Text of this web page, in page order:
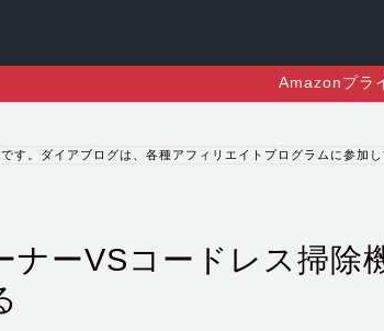
Amazonプラ
す。ダイアブログは、各種アフィリエイトプログラムに参加し
ナーVSコードレス掃除